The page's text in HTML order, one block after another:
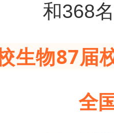
和368
生物87届
全